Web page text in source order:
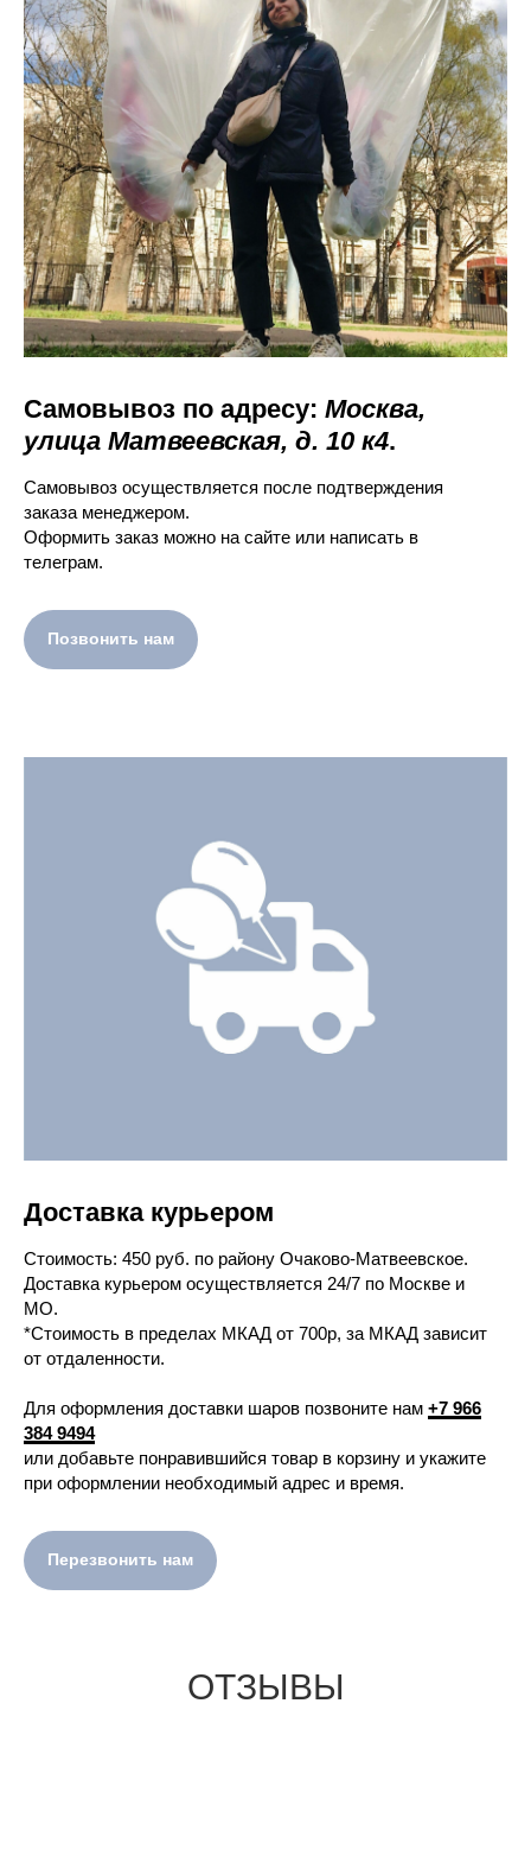
Самовывоз по адресу: Москва,
улица Матвеевская, д. 10 к4.
Самовывоз осуществляется после подтверждения
заказа менеджером.
Оформить заказ можно на сайте или написать в
телеграм.
Позвонить нам
Доставка курьером
Cтоимость: 450 руб. по району Очаково-Матвеевское.
Доставка курьером осуществляется 24/7 по Москве и
МО.
*Стоимость в пределах МКАД от 700р, за МКАД зависит
от отдаленности.
Для оформления доставки шаров позвоните нам +7 966
384 9494
или добавьте понравившийся товар в корзину и укажите
при оформлении необходимый адрес и время.
Перезвонить нам
ОТЗЫВЫ